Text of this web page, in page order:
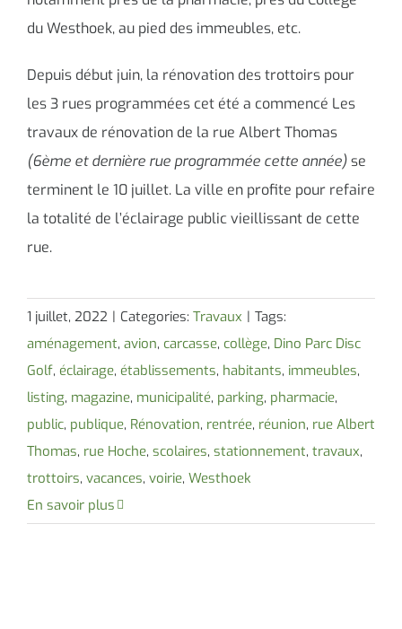
du Westhoek, au pied des immeubles, etc.
Depuis début juin, la rénovation des trottoirs pour
les 3 rues programmées cet été a commencé Les
travaux de rénovation de la rue Albert Thomas
(6ème et dernière rue programmée cette année)se
terminent le 10 juillet. La ville en profite pour refaire
la totalité de l’éclairage public vieillissant de cette
rue.
1 juillet, 2022 | Categories: Travaux | Tags:
aménagement, avion, carcasse, collège, Dino Parc Disc
Golf, éclairage, établissements, habitants, immeubles,
listing, magazine, municipalité, parking, pharmacie,
public, publique, Rénovation, rentrée, réunion, rue Albert
Thomas, rue Hoche, scolaires, stationnement, travaux,
trottoirs, vacances, voirie, Westhoek
En savoir plus